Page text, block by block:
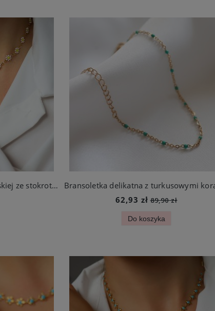
Komplet złotej biżuterii damskiej ze stokrotkami stal chirurgiczna
62,93 zł 89,90 zł
Do koszyka